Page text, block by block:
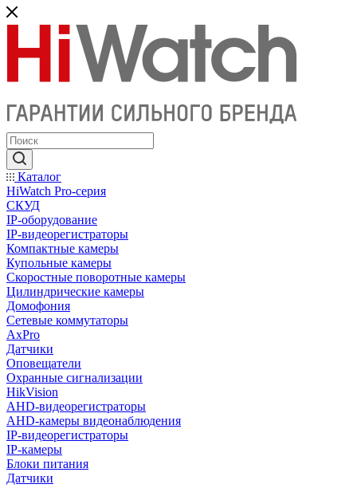
Каталог
HiWatch Pro-серия
CКУД
IP-оборудование
IP-видеорегистраторы
Компактные камеры
Купольные камеры
Скоростные поворотные камеры
Цилиндрические камеры
Домофония
Сетевые коммутаторы
AxPro
Датчики
Оповещатели
Охранные сигнализации
HikVision
AHD-видеорегистраторы
AHD-камеры видеонаблюдения
IP-видеорегистраторы
IP-камеры
Блоки питания
Датчики